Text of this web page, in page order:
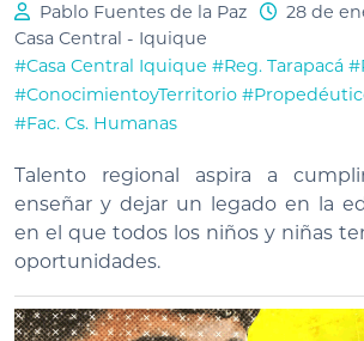
Pablo Fuentes de la Paz
28 de
Casa Central - Iquique
#Casa Central Iquique #Reg. Tarapacá
#ConocimientoyTerritorio
#Fac. Cs. Humanas
Talento regional aspira a
enseñar y dejar un legado en la
en el que todos los niños y niñas
oportunidades.